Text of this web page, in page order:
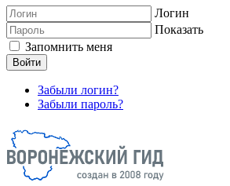
Логин
Показать
Запомнить меня
Войти
Забыли логин?
Забыли пароль?